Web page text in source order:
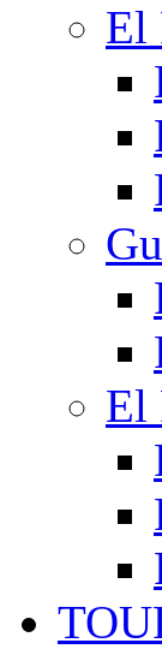
El
El